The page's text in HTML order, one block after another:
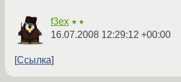
f3ex ★★
16.07.2008 12:29:12 +00:00
Ссылка